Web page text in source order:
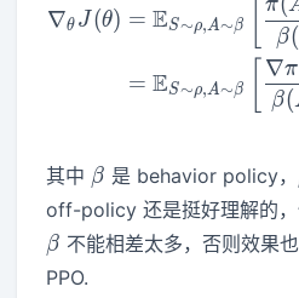
∇θ J (θ) = ES∼ρ,A∼β β(
π
= ES∼ρ, A∼β β(
∇π
其中 \beta
β 是 behavior policy，
off-policy 还是挺好理解的
β 不能相差太多，否则效果
PPO.